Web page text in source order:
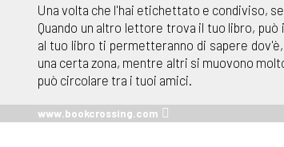
Una volta che l'hai etichettato e condiviso,
Quando un altro lettore trova il tuo libro,
al tuo libro ti permetteranno di sapere
una certa zona, mentre altri si muovono
può circolare tra i tuoi amici.
www.bookcrossing.com